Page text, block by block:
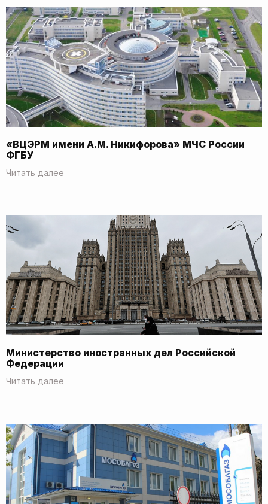
«ВЦЭРМ имени А.М. Никифорова» МЧС России
ФГБУ
Читать далее
Министерство иностранных дел Российской
Федерации
Читать далее